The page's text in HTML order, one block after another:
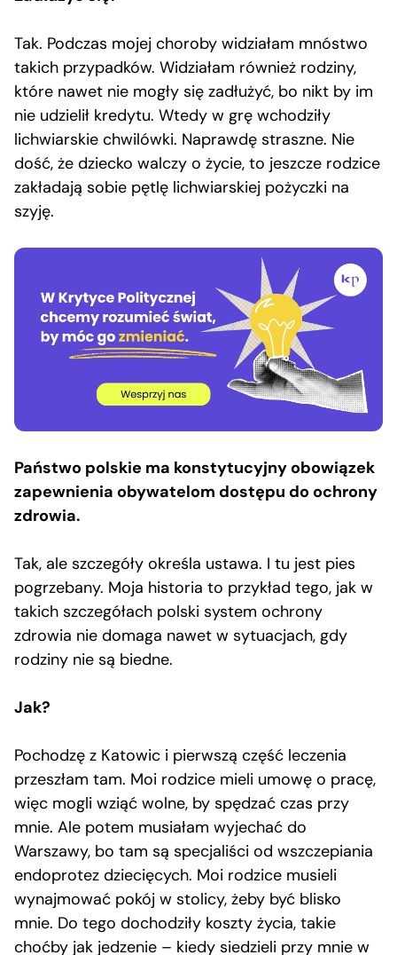
Tak. Podczas mojej choroby widziałam mnóstwo
takich przypadków. Widziałam również rodziny,
które nawet nie mogły się zadłużyć, bo nikt by im
nie udzielił kredytu. Wtedy w grę wchodziły
lichwiarskie chwilówki. Naprawdę straszne. Nie
dość, że dziecko walczy o życie, to jeszcze rodzice
zakładają sobie pętlę lichwiarskiej pożyczki na
szyję.
Państwo polskie ma konstytucyjny obowiązek
zapewnienia obywatelom dostępu do ochrony
zdrowia.
Tak, ale szczegóły określa ustawa. I tu jest pies
pogrzebany. Moja historia to przykład tego, jak w
takich szczegółach polski system ochrony
zdrowia nie domaga nawet w sytuacjach, gdy
rodziny nie są biedne.
Jak?
Pochodzę z Katowic i pierwszą część leczenia
przeszłam tam. Moi rodzice mieli umowę o pracę,
więc mogli wziąć wolne, by spędzać czas przy
mnie. Ale potem musiałam wyjechać do
Warszawy, bo tam są specjaliści od wszczepiania
endoprotez dziecięcych. Moi rodzice musieli
wynajmować pokój w stolicy, żeby być blisko
mnie. Do tego dochodziły koszty życia, takie
choćby jak jedzenie – kiedy siedzieli przy mnie w